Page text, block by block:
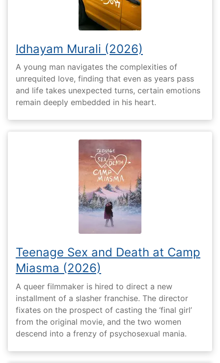
Idhayam Murali (2026)
A young man navigates the complexities of
unrequited love, finding that even as years pass
and life takes unexpected turns, certain emotions
remain deeply embedded in his heart.
Teenage Sex and Death at Camp
Miasma (2026)
A queer filmmaker is hired to direct a new
installment of a slasher franchise. The director
fixates on the prospect of casting the ‘final girl’
from the original movie, and the two women
descend into a frenzy of psychosexual mania.